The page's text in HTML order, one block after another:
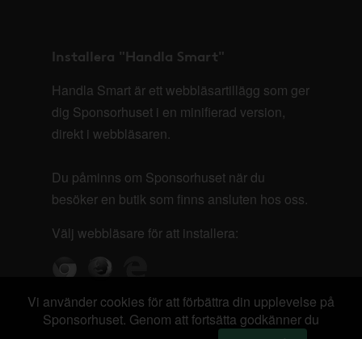
Installera "Handla Smart"
Handla Smart är ett webbläsartillägg som ger
dig Sponsorhuset i en minifierad version,
direkt i webbläsaren.
Du påminns om Sponsorhuset när du
besöker en butik som finns ansluten hos oss.
Välj webbläsare för att installera:
Vi använder cookies för att förbättra din upplevelse på
Sponsorhuset. Genom att fortsätta godkänner du